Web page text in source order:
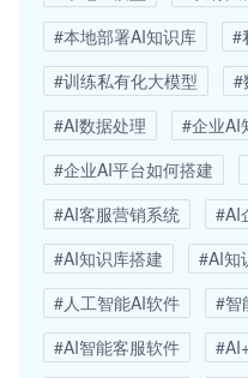
#本地部署AI知识库
#
#训练私有化大模型
#
#AI数据处理
#企业AI
#企业AI平台如何搭建
#AI客服营销系统
#AI
#AI知识库搭建
#AI知
#人工智能AI软件
#智
#AI智能客服软件